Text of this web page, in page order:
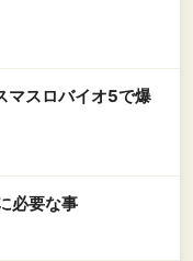
マスロバイオ5で爆
必要な事